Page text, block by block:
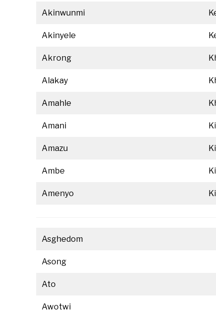
Akinwunmi
Akinyele
Akrong
Alakay
Amahle
Amani
Amazu
Ambe
Amenyo
Asghedom
Asong
Ato
Awotwi